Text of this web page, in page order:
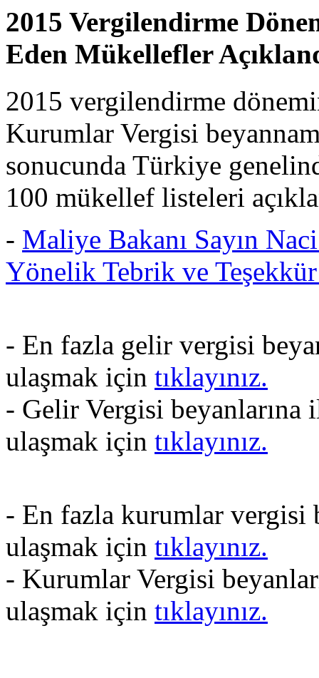
2015 Vergilendirme
Eden Mükellefler
2015 vergilendirme
Kurumlar Vergisi
sonucunda Türkiye
100 mükellef listeleri
- Maliye Bakanı Sayın
Yönelik Tebrik ve Teşekkür
- En fazla gelir vergisi
ulaşmak için tıklayınız.
- Gelir Vergisi beyanlarına
ulaşmak için tıklayınız.
- En fazla kurumlar vergisi
ulaşmak için tıklayınız.
- Kurumlar Vergisi
ulaşmak için tıklayınız.